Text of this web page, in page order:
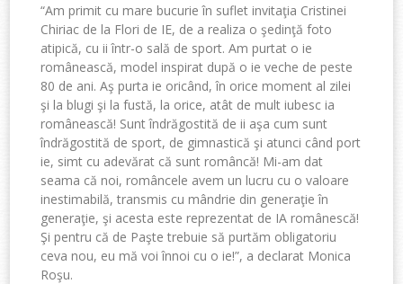
“Am primit cu mare bucurie în suflet invitaţia Cristinei
Chiriac de la Flori de IE, de a realiza o şedinţă foto
atipică, cu ii într-o sală de sport. Am purtat o ie
românească, model inspirat după o ie veche de peste
80 de ani. Aş purta ie oricând, în orice moment al zilei
şi la blugi şi la fustă, la orice, atât de mult iubesc ia
românească! Sunt îndrăgostită de ii aşa cum sunt
îndrăgostită de sport, de gimnastică şi atunci când port
ie, simt cu adevărat că sunt româncă! Mi-am dat
seama că noi, româncele avem un lucru cu o valoare
inestimabilă, transmis cu mândrie din generaţie în
generaţie, şi acesta este reprezentat de IA românescă!
Şi pentru că de Paşte trebuie să purtăm obligatoriu
ceva nou, eu mă voi înnoi cu o ie!”, a declarat Monica
Roşu.